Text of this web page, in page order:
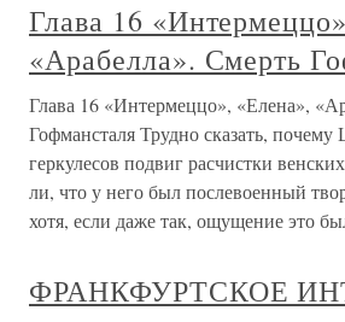
Глава 16
«Арабелла». Смерть
Глава 16 «Интермеццо», «Елена»,
Гофмансталя Трудно сказать, почему
геркулесов подвиг расчистки
ли, что у него был послевоенный
хотя, если даже так, ощущение это
ФРАНКФУРТСКОЕ